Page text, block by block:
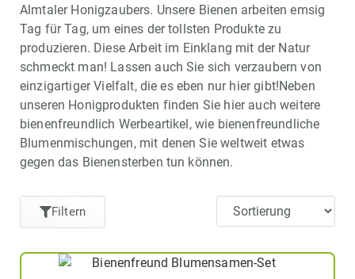
Almtaler Honigzaubers. Unsere Bienen arbeiten emsig
Tag für Tag, um eines der tollsten Produkte zu
produzieren. Diese Arbeit im Einklang mit der Natur
schmeckt man! Lassen auch Sie sich verzaubern von
einzigartiger Vielfalt, die es eben nur hier gibt!Neben
unseren Honigprodukten finden Sie hier auch weitere
bienenfreundlich Werbeartikel, wie bienenfreundliche
Blumenmischungen, mit denen Sie weltweit etwas
gegen das Bienensterben tun können.
Filtern